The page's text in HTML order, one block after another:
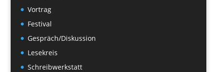
Vortrag
Festival
Gespräch/Diskussion
Lesekreis
Schreibwerkstatt